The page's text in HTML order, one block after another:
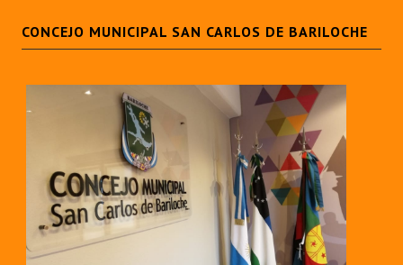
CONCEJO MUNICIPAL SAN CARLOS DE BARILOCHE